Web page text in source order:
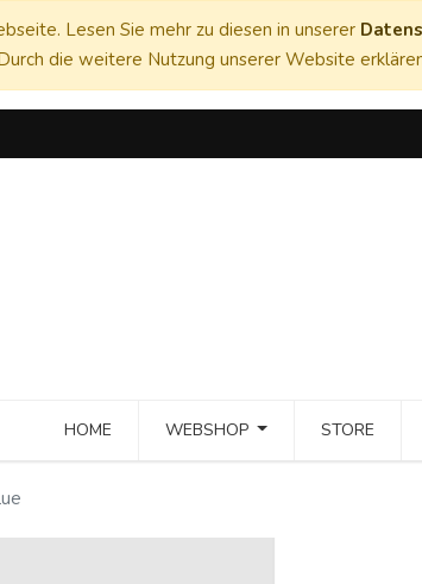
Lesen Sie mehr zu diesen in unserer
die weitere Nutzung unserer Website
HOME WEBSHOP STORE